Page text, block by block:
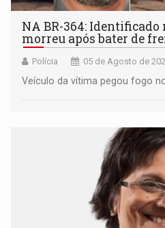
NA BR-364:
morreu após bater de
Polícia 05 de Agosto de
Veículo da vítima pegou fogo